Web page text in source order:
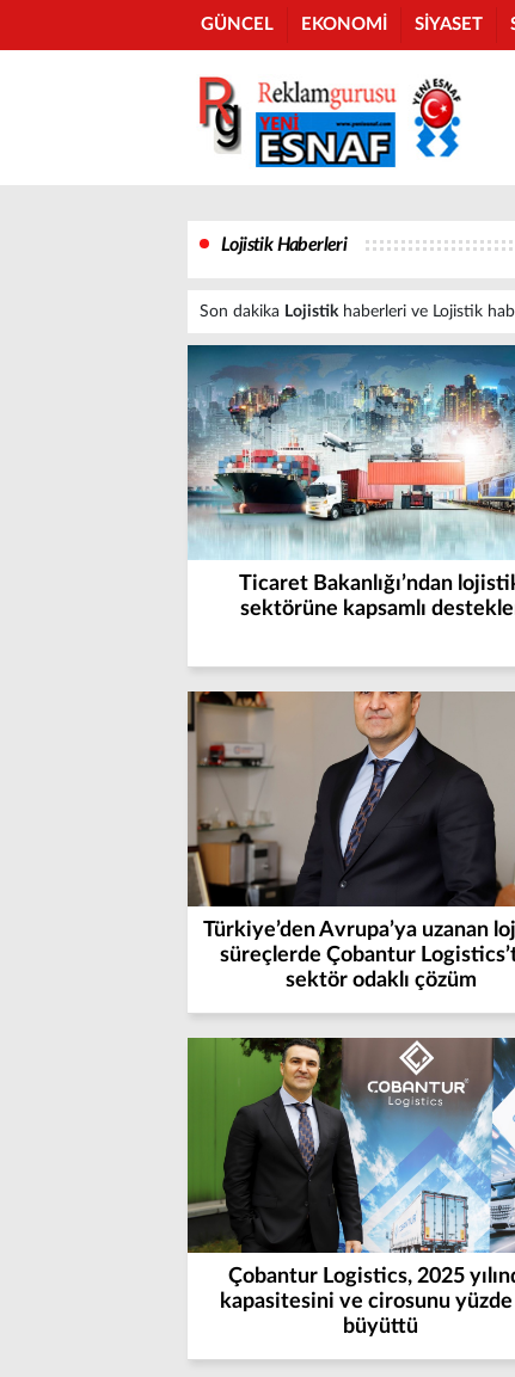
GÜNCEL EKONOMİ SİYASET
Lojistik Haberleri
Son dakika Lojistikhaberleri ve Lojistik
Ticaret Bakanlığı’ndan
sektörüne kapsamlı
Türkiye’den Avrupa’ya uzanan
süreçlerde Çobantur
sektör odaklı çözüm
Çobantur Logistics, 2025
kapasitesini ve cirosunu
büyüttü